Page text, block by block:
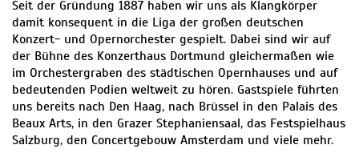
Seit der Gründung 1887 haben wir uns als Klangkörper
damit konsequent in die Liga der großen deutschen
Konzert- und Opernorchester gespielt. Dabei sind wir auf
der Bühne des Konzerthaus Dortmund gleichermaßen wie
im Orchestergraben des städtischen Opernhauses und auf
bedeutenden Podien weltweit zu hören. Gastspiele führten
uns bereits nach Den Haag, nach Brüssel in den Palais des
Beaux Arts, in den Grazer Stephaniensaal, das Festspielhaus
Salzburg, den Concertgebouw Amsterdam und viele mehr.